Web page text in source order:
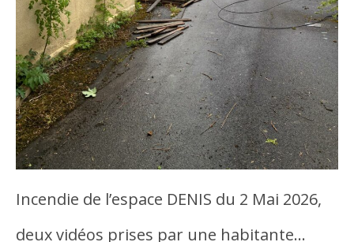
Incendie de l’espace DENIS du 2 Mai 2026,
deux vidéos prises par une habitante…